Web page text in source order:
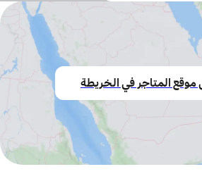
موقع المتاجر في الخريطة